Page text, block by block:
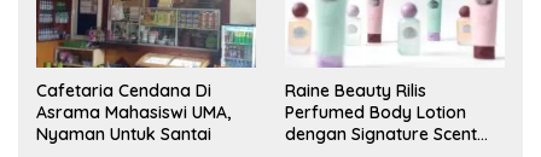
Cafetaria Cendana Di
Asrama Mahasiswi UMA,
Nyaman Untuk Santai
Raine Beauty Rilis
Perfumed Body Lotion
dengan Signature Scent